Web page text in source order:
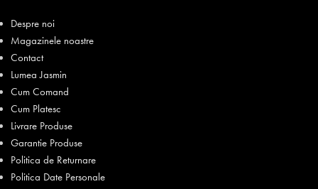
Despre noi
Magazinele noastre
Contact
Lumea Jasmin
Cum Comand
Cum Platesc
Livrare Produse
Garantie Produse
Politica de Returnare
Politica Date Personale